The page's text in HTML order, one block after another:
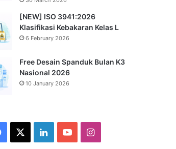
[NEW] ISO 3941:2026
Klasifikasi Kebakaran Kelas L
6 February 2026
Free Desain Spanduk Bulan K3
Nasional 2026
10 January 2026
Facebook LinkedInYouTubeInstagram